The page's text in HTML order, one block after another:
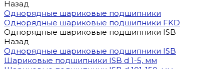
Назад
Однорядные шариковые подшипники
Однорядные шариковые подшипники FKD
Однорядные шариковые подшипники ISB
Назад
Однорядные шариковые подшипники ISB
Шариковые подшипники ISB d 1-5, мм